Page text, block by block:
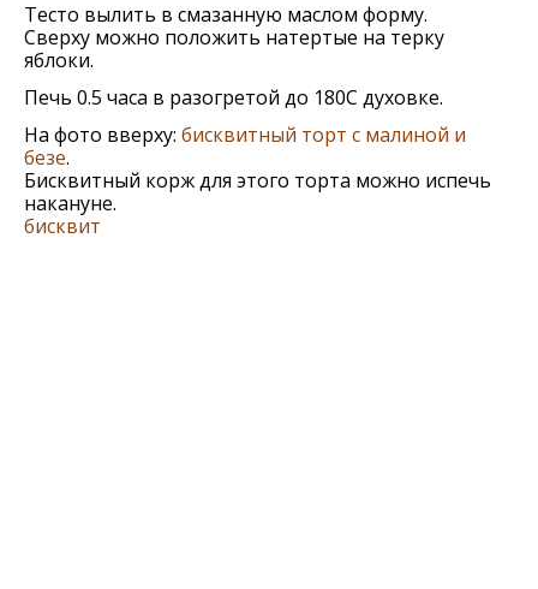
Тесто вылить в смазанную маслом форму.
Сверху можно положить натертые на терку
яблоки.
Печь 0.5 часа в разогретой до 180С духовке.
На фото вверху: бисквитный торт с малиной и
безе.
Бисквитный корж для этого торта можно испечь
накануне.
бисквит